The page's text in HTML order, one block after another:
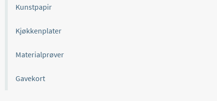
Kunstpapir
Kjøkkenplater
Materialprøver
Gavekort